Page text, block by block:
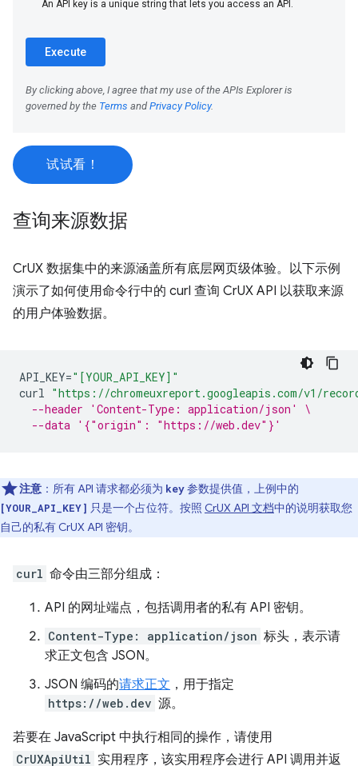
试试看！
查询来源数据
CrUX 数据集中的来源涵盖所有底层网页级体验。以下示例
演示了如何使用命令行中的 curl 查询 CrUX API 以获取来源
的用户体验数据。
API_KEY="[YOUR_API_KEY]"
curl "https://chromeuxreport.googleapis.com/v1/
--header 'Content-Type: application/json' \
--data '{"origin": "https://web.dev"}'
注意 ：所有 API 请求都必须为 key参数提供值，上例中的
[YOUR_API_KEY] 只是一个占位符。按照 CrUX API 文档中的说明获取您
自己的私有 CrUX API 密钥。
curl 命令由三部分组成：
API 的网址端点，包括调用者的私有 API 密钥。
Content-Type: application/json 标头，表示请
求正文包含 JSON。
JSON 编码的请求正文 ，用于指定
https://web.dev 源。
若要在 JavaScript 中执行相同的操作，请使用
CrUXApiUtil 实用程序，该实用程序会进行 API 调用并返